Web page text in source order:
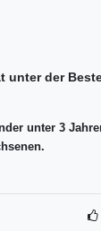
der
unter 3